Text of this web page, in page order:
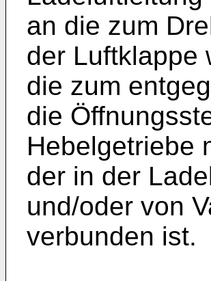
an die zum
der Luftklappe
die zum
die
Hebelgetriebe
der in der
und/oder von
verbunden ist.